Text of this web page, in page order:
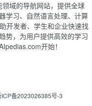
域的导航网站，提供全球
学习、自然语言处理、计算
开发者、学生和企业快速找
势，为用户提供高效的学习
开始！
ICP备2023026385号-3